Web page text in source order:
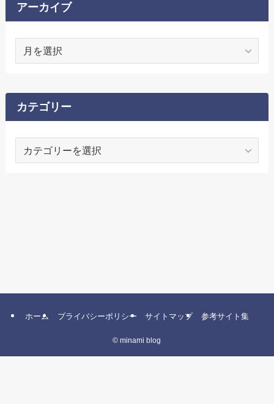
アーカイブ
イ
ブ
カテゴリー
ホーム プライバシーポリシー サイトマップ 参考サイト集
© minami blog